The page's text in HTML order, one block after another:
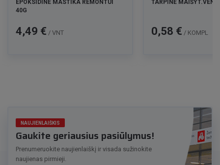
EPOKSIDINĖ MASTIKA REMONTUI
40G
Kaina
4,49 € / VNT
TARPINĖ
Kaina
0,58 € / KOMPL
NAUJIENLAIŠKIS
Gaukite geriausius pasiūlymus!
Prenumeruokite naujienlaiškį ir visada sužinokite
naujienas pirmieji.